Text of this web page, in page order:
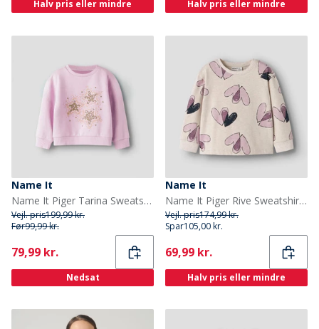
Halv pris eller mindre Halv pris eller mindre
Name It
Name It Piger Tarina Sweatshirt Pirouette
Vejl. pris199,99 kr.
Før99,99 kr.
Current
79,99 kr.
Nedsat
Name It
Name It Piger Rive Sweatshirt Peyote Melange
Vejl. pris174,99 kr.
Spar105,00 kr.
Current
69,99 kr.
Halv pris eller mindre